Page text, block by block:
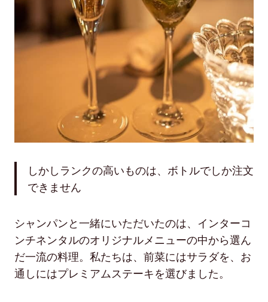
しかしランクの高いものは、ボトルでしか注文
できません
シャンパンと一緒にいただいたのは、インターコ
ンチネンタルのオリジナルメニューの中から選ん
だ一流の料理。私たちは、前菜にはサラダを、お
通しにはプレミアムステーキを選びました。